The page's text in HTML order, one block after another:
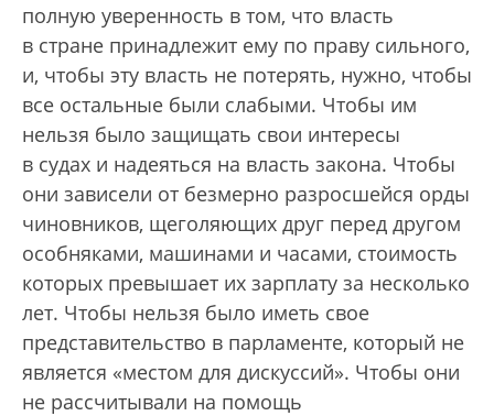
полную уверенность в том, что власть
в стране принадлежит ему по праву сильного,
и, чтобы эту власть не потерять, нужно, чтобы
все остальные были слабыми. Чтобы им
нельзя было защищать свои интересы
в судах и надеяться на власть закона. Чтобы
они зависели от безмерно разросшейся орды
чиновников, щеголяющих друг перед другом
особняками, машинами и часами, стоимость
которых превышает их зарплату за несколько
лет. Чтобы нельзя было иметь свое
представительство в парламенте, который не
является «местом для дискуссий». Чтобы они
не рассчитывали на помощь